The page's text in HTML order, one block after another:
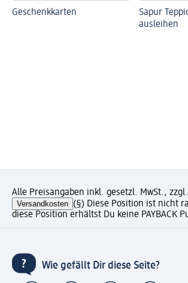
Geschenkkarten
Sapur
ausleihen
Alle Preisangaben inkl. gesetzl. MwSt.,
Versandkosten (§) Diese Position ist nicht
diese Position erhältst Du keine PAYBACK
Wie gefällt Dir diese Seite?